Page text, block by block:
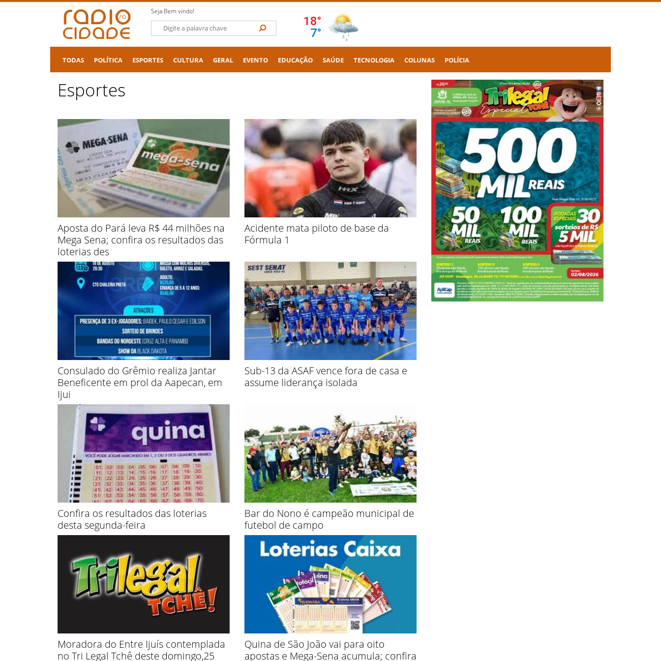
Seja Bem vindo!
TODAS POLÍTICA ESPORTES CULTURA GERAL EVENTO EDUCAÇÃO SAÚDE TECNOLOGIA COLUNAS POLÍCIA
Esportes
Aposta do Pará leva R$ 44 milhões na
Mega Sena; confira os resultados das
loterias des
Acidente mata piloto de base da
Fórmula 1
Consulado do Grêmio realiza Jantar
Beneficente em prol da Aapecan, em
Ijui
Sub-13 da ASAF vence fora de casa e
assume liderança isolada
Confira os resultados das loterias
desta segunda-feira
Bar do Nono é campeão municipal de
futebol de campo
Moradora do Entre Ijuís contemplada
no Tri Legal Tchê deste domingo,25
Quina de São João vai para oito
apostas e Mega-Sena acumula; confira